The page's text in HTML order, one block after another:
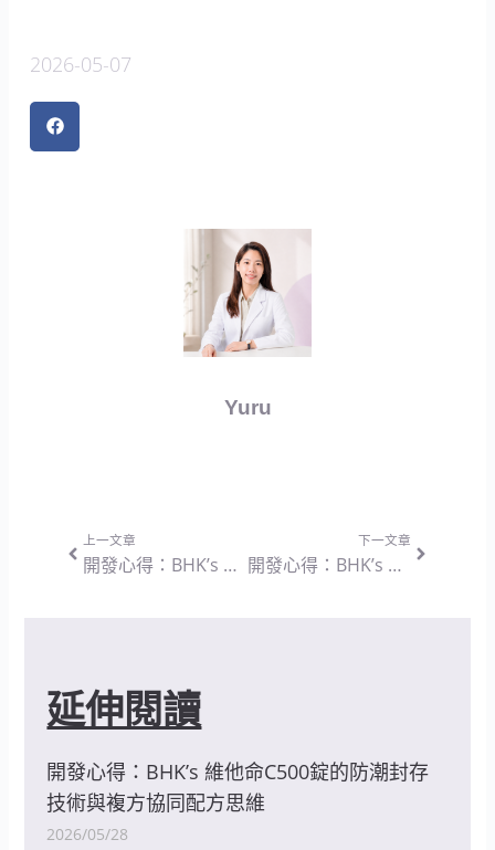
2026-05-07
Yuru
上一文章
開發心得：BHK’s 專利穀胱甘肽 素食膠囊 — 回歸純淨成分與協同作用的營養設計思維
下一文章
開發心得：BHK’s 專利魔芋纖維 素食膠囊 — 物理飽腹與純粹無負擔的配方設計思維
延伸閱讀
開發心得：BHK’s 維他命C500錠的防潮封存
技術與複方協同配方思維
2026/05/28